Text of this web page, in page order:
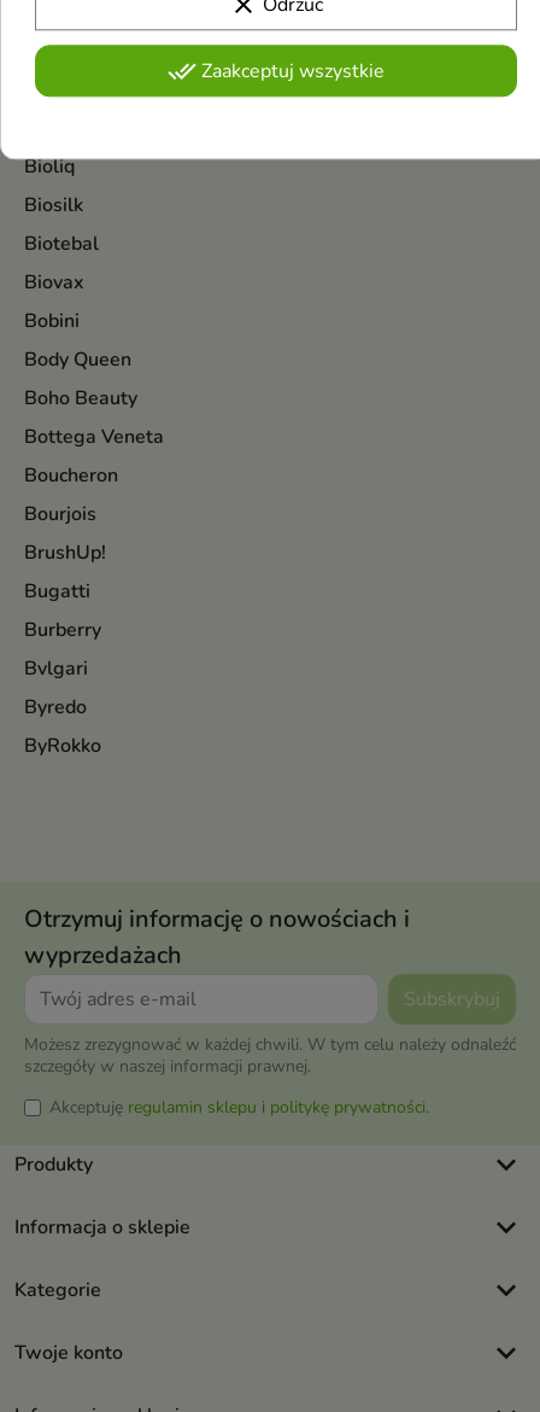
Biodance
Bioderma
Bioliq
Biosilk
Biotebal
Biovax
Bobini
Body Queen
Boho Beauty
Bottega Veneta
Boucheron
Bourjois
BrushUp!
Bugatti
Burberry
Bvlgari
Byredo
ByRokko
Otrzymuj informację o nowościach i
wyprzedażach
Możesz zrezygnować w każdej chwili. W tym celu należy odnaleźć
szczegóły w naszej informacji prawnej.
Akceptuję regulamin sklepu i politykę prywatności.
Produkty keyboard_arrow_down
Informacja o sklepie keyboard_arrow_down
Kategorie keyboard_arrow_down
Twoje konto keyboard_arrow_down
done_allZaakceptuj wszystkie